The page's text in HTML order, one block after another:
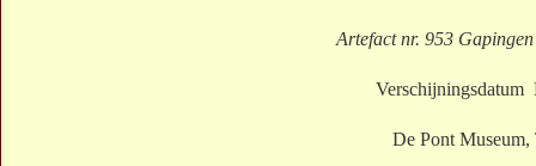
Artefact nr. 953
Verschijningsdatum
De Pont